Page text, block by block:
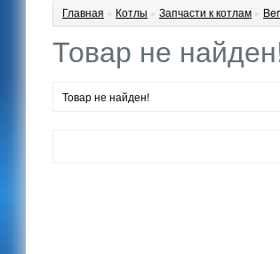
Главная » Котлы » Запчасти к котлам »
Товар не
Товар не найден!